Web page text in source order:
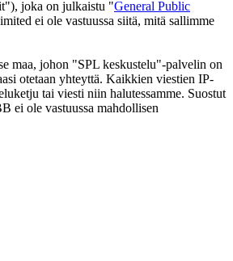
joka on julkaistu "General Public
ei ole vastuussa siitä, mitä sallimme
maa, johon "SPL keskustelu"-palvelin on
otetaan yhteyttä. Kaikkien viestien IP-
tai viesti niin halutessamme. Suostut
ei ole vastuussa mahdollisen